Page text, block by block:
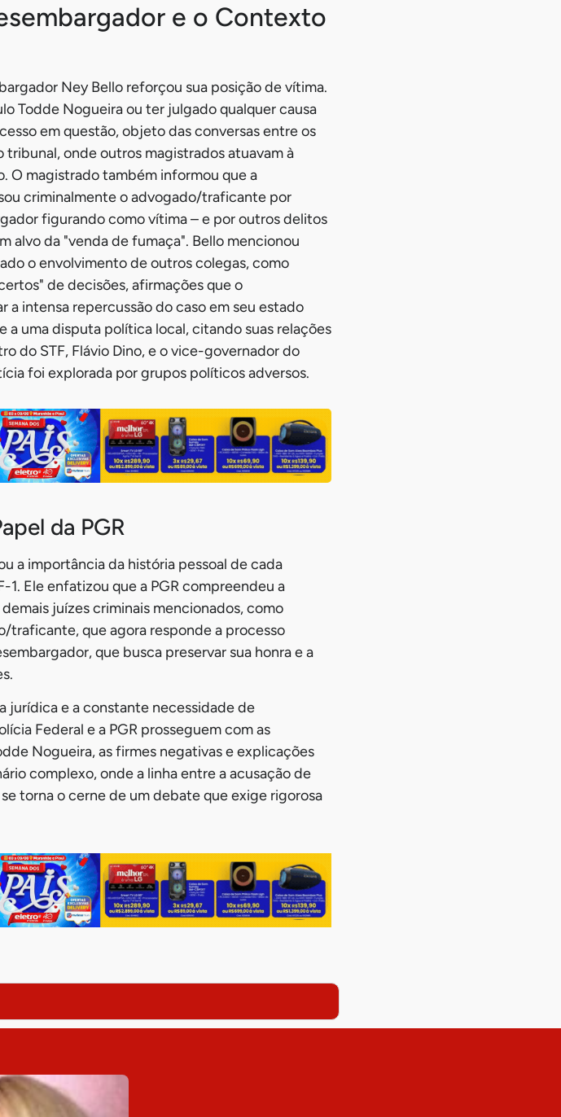
e o Contexto
Ney Bello reforçou sua posição de vítima.
Todde Nogueira ou ter julgado qualquer causa
em questão, objeto das conversas entre os
onde outros magistrados atuavam à
O magistrado também informou que a
criminalmente o advogado/traficante por
figurando como vítima – e por outros delitos
alvo da "venda de fumaça". Bello mencionou
o envolvimento de outros colegas, como
de decisões, afirmações que o
intensa repercussão do caso em seu estado
a uma disputa política local, citando suas relações
do STF, Flávio Dino, e o vice-governador do
foi explorada por grupos políticos adversos.
da PGR
a importância da história pessoal de cada
Ele enfatizou que a PGR compreendeu a
juízes criminais mencionados, como
traficante, que agora responde a processo
que busca preservar sua honra e a
jurídica e a constante necessidade de
Federal e a PGR prosseguem com as
Nogueira, as firmes negativas e explicações
complexo, onde a linha entre a acusação de
torna o cerne de um debate que exige rigorosa